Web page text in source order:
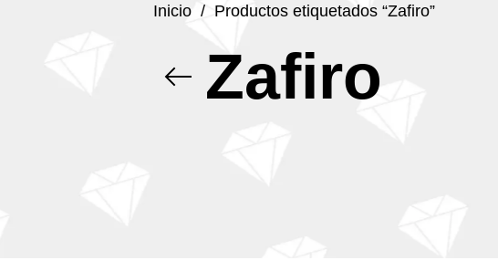
Inicio / Productos etiquetados “Zafiro”
Zafiro